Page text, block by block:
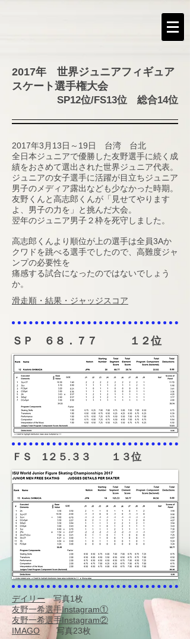
​2017年 世界ジュニアフィギュア
スケート選手権大会
SP12位/FS13位 総合14位
2017年3月13日～19日 台湾 台北
全日本ジュニアで優勝した友野選手に続く成
績をおさめて選出された世界ジュニア代表。
ジュニアの女子選手に活躍が目立ちジュニア
男子のメディア露出なども少なかった時期。
友野くんと高志郎くんが「見せてやります
よ、男子の力を」と挑んだ大会。
​翌年のジュニア男子２枠を死守しました。
高志郎くんより順位が上の選手は全員3Aか
クワドを跳べる選手でしたので、高難度ジャ
ンプの必要性を
​痛感する試合になったのではないでしょう
か。
​滑走順・結果・ジャッジスコア
ＳＰ ６８．７７ １２位​
ＦＳ 1２５.３３ １３位​
デイリー写真1枚
友野一希選手Instagram①
​友野一希選手Instagram②
IMAGO​写真23枚